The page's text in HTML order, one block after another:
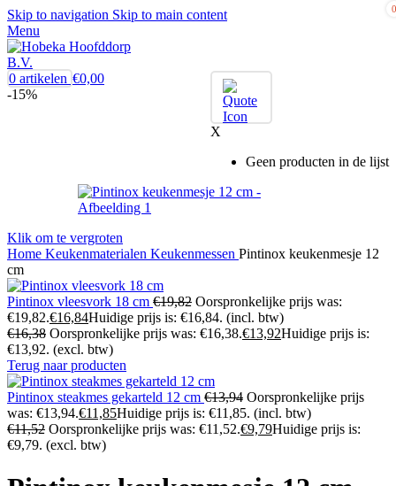
Skip to navigation Skip to main content
Menu
0
X
Geen producten in de lijst
0 artikelen €0,00
-15%
Klik om te vergroten
Home Keukenmaterialen Keukenmessen Pintinox keukenmesje 12
cm
Pintinox vleesvork 18 cm €19,82 Oorspronkelijke prijs was:
€19,82.€16,84Huidige prijs is: €16,84. (incl. btw)
€16,38 Oorspronkelijke prijs was: €16,38.€13,92Huidige prijs is:
€13,92. (excl. btw)
Terug naar producten
Pintinox steakmes gekarteld 12 cm €13,94 Oorspronkelijke prijs
was: €13,94.€11,85Huidige prijs is: €11,85. (incl. btw)
€11,52 Oorspronkelijke prijs was: €11,52.€9,79Huidige prijs is:
€9,79. (excl. btw)